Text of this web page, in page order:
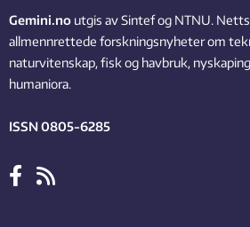
Gemini.no utgis av Sintef og NTNU.
allmennrettede forskningsnyheter om
naturvitenskap, fisk og havbruk,
humaniora.
ISSN 0805-6285